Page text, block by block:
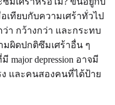
อเทียบกับความเศร้าทั่วไป
า กว้างกว่า และกระทบ
มผิดปกติซึมเศร้าอื่น ๆ
depression อาจมี
และคนสองคนที่ได้ป้าย